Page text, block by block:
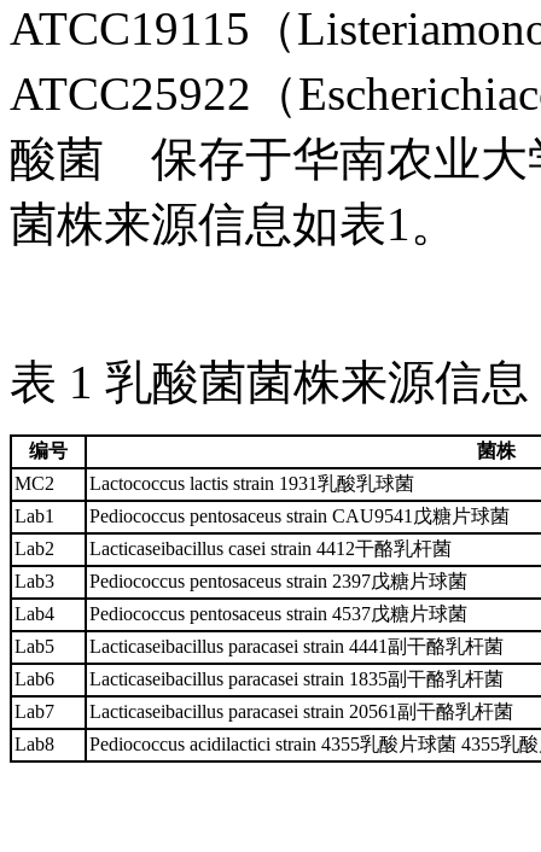
ATCC19115（
ATCC25922（
酸菌 保存于华南农业大
菌株来源信息如表1。
表 1 乳酸菌菌株来源信息
编号
菌株
MC2
Lactococcus lactis strain 1931乳酸乳球菌
Lab1
Pediococcus pentosaceus strain CAU9541戊糖片球菌
Lab2
Lacticaseibacillus casei strain 4412干酪乳杆菌
Lab3
Pediococcus pentosaceus strain 2397戊糖片球菌
Lab4
Pediococcus pentosaceus strain 4537戊糖片球菌
Lab5
Lacticaseibacillus paracasei strain 4441副干酪乳杆菌
Lab6
Lacticaseibacillus paracasei strain 1835副干酪乳杆菌
Lab7
Lacticaseibacillus paracasei strain 20561副干酪乳杆菌
Lab8
Pediococcus acidilactici strain 4355乳酸片球菌 4355乳